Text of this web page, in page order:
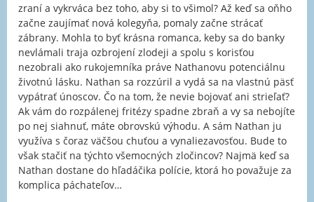
zraní a vykrváca bez toho, aby si to všimol? Až keď sa oňho
začne zaujímať nová kolegyňa, pomaly začne strácať
zábrany. Mohla to byť krásna romanca, keby sa do banky
nevlámali traja ozbrojení zlodeji a spolu s korisťou
nezobrali ako rukojemníka práve Nathanovu potenciálnu
životnú lásku. Nathan sa rozzúril a vydá sa na vlastnú päsť
vypátrať únoscov. Čo na tom, že nevie bojovať ani strieľať?
Ak vám do rozpálenej fritézy spadne zbraň a vy sa nebojíte
po nej siahnuť, máte obrovskú výhodu. A sám Nathan ju
využíva s čoraz väčšou chuťou a vynaliezavosťou. Bude to
však stačiť na týchto všemocných zločincov? Najmä keď sa
Nathan dostane do hľadáčika polície, ktorá ho považuje za
komplica páchateľov…